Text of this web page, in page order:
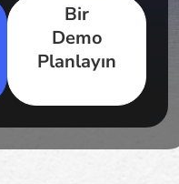
Bir
Demo
Planlayın